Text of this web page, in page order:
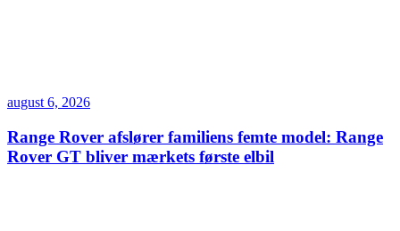
august 6, 2026
Range Rover afslører familiens femte model: Range
Rover GT bliver mærkets første elbil